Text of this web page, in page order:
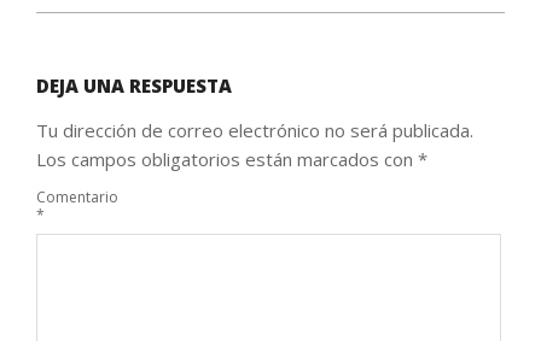
DEJA UNA RESPUESTA
Tu dirección de correo electrónico no será publicada.
Los campos obligatorios están marcados con *
Comentario
*